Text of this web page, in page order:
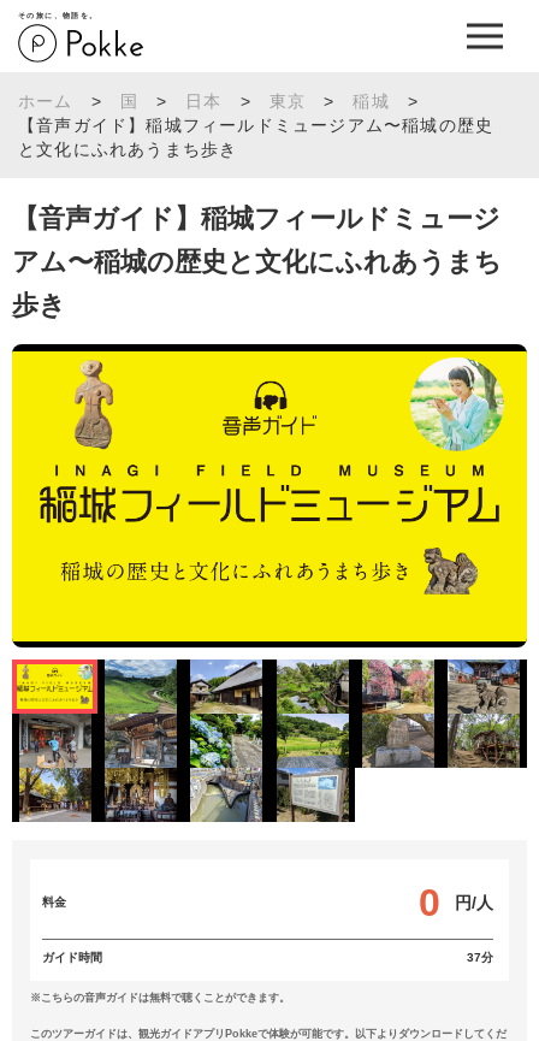
その旅に、物語を。
ホーム > 国 > 日本 > 東京 > 稲城
>
【音声ガイド】稲城フィールドミュージアム〜稲城の歴史
と文化にふれあうまち歩き
【音声ガイド】稲城フィールドミュージ
アム〜稲城の歴史と文化にふれあうまち
歩き
料金 0 円/人
ガイド時間 37分
※こちらの音声ガイドは無料で聴くことができます。
このツアーガイドは、観光ガイドアプリPokkeで体験が可能です。以下よりダウンロードしてくだ